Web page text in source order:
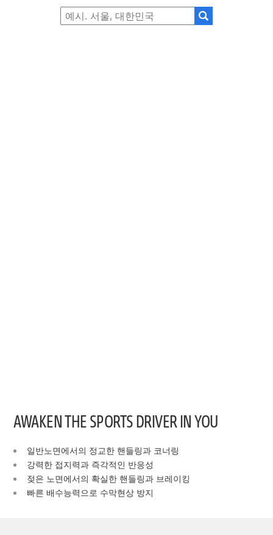
AWAKEN THE SPORTS DRIVER IN YOU
일반노면에서의 정교한 핸들링과 코너링
강력한 접지력과 즉각적인 반응성
젖은 노면에서의 확실한 핸들링과 브레이킹
빠른 배수능력으로 수막현상 방지